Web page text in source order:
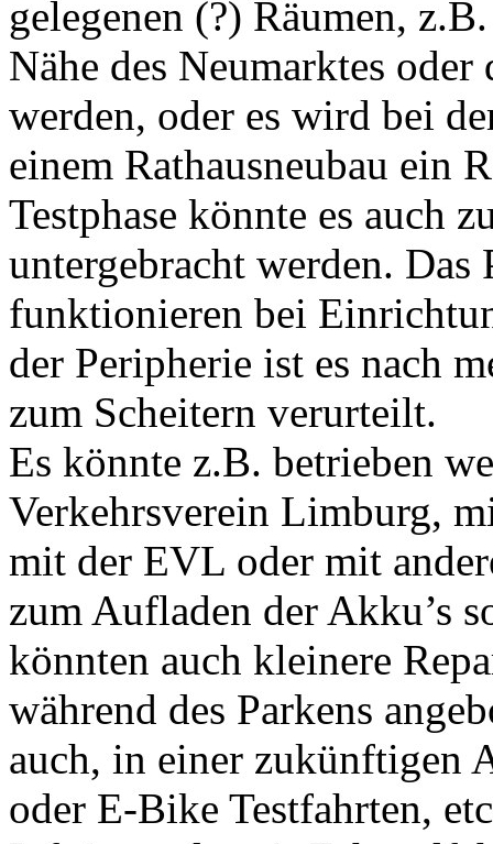
gelegenen (?) Räumen,
Nähe des Neumarktes
werden, oder es wird bei
einem Rathausneubau ein
Testphase könnte es auch
untergebracht werden.
funktionieren bei
der Peripherie ist es nach
zum Scheitern verurteilt.
Es könnte z.B. betrieben
Verkehrsverein Limburg,
mit der EVL oder mit
zum Aufladen der Akku’s
könnten auch kleinere
während des Parkens
auch, in einer zukünftigen
oder E-Bike Testfahrten,